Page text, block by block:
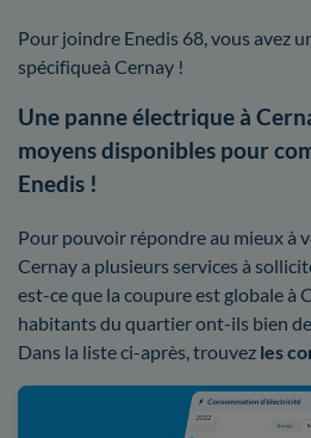
Pour joindre Enedis 68, vous avez
spécifiqueà Cernay !
Une panne électrique à
moyens disponibles pour
Enedis !
Pour pouvoir répondre au mieux à
Cernay a plusieurs services à
est-ce que la coupure est globale à
habitants du quartier ont-ils bien
Dans la liste ci-après, trouvez les